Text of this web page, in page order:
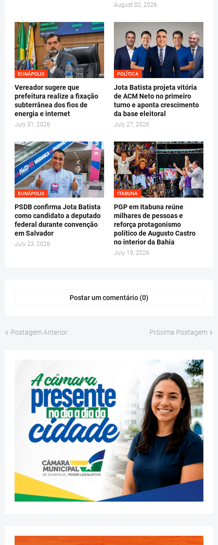
August 02, 2026
EUNÁPOLIS
Vereador sugere que
prefeitura realize a fixação
subterrânea dos fios de
energia e internet
July 31, 2026
POLÍTICA
Jota Batista projeta vitória
de ACM Neto no primeiro
turno e aponta crescimento
da base eleitoral
July 27, 2026
EUNÁPOLIS
PSDB confirma Jota Batista
como candidato a deputado
federal durante convenção
em Salvador
July 23, 2026
ITABUNA
PGP em Itabuna reúne
milhares de pessoas e
reforça protagonismo
político de Augusto Castro
no interior da Bahia
July 19, 2026
Postar um comentário (0)
Postagem Anterior Próxima Postagem